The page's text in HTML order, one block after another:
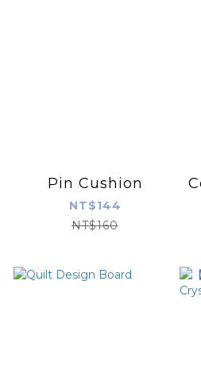
Pin Cushion
NT$144
NT$160